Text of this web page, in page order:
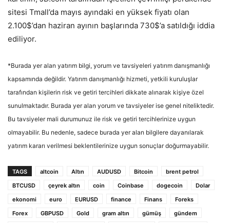
sitesi Tmall’da mayıs ayındaki en yüksek fiyatı olan
2.100$’dan haziran ayının başlarında 730$’a satıldığı iddia
ediliyor.
*Burada yer alan yatırım bilgi, yorum ve tavsiyeleri yatırım danışmanlığı
kapsamında değildir. Yatırım danışmanlığı hizmeti, yetkili kuruluşlar
tarafından kişilerin risk ve getiri tercihleri dikkate alınarak kişiye özel
sunulmaktadır. Burada yer alan yorum ve tavsiyeler ise genel niteliktedir.
Bu tavsiyeler mali durumunuz ile risk ve getiri tercihlerinize uygun
olmayabilir. Bu nedenle, sadece burada yer alan bilgilere dayanılarak
yatırım kararı verilmesi beklentilerinize uygun sonuçlar doğurmayabilir.
TAGS altcoin Altın AUDUSD Bitcoin
brent petrol
BTCUSD
çeyrek altın coin Coinbase dogecoin
Dolar
ekonomi
euro EURUSD finance Finans
Foreks
Forex
GBPUSD Gold gram altın gümüş gündem